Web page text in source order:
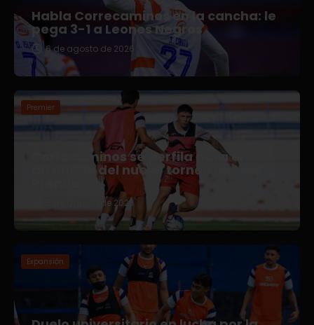
Habla Correcaminos en la cancha: le
pega 3-1 a Leones Negros
6 de agosto de 2026
Premier
Correcaminos se perfila para el
arranque del nuevo torneo en Liga
5 de agosto de 2026
Expansión